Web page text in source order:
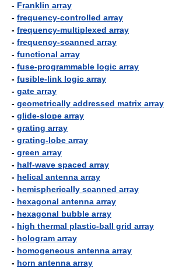
- Franklin array
- frequency-controlled array
- frequency-multiplexed array
- frequency-scanned array
- functional array
- fuse-programmable logic array
- fusible-link logic array
- gate array
- geometrically addressed matrix array
- glide-slope array
- grating array
- grating-lobe array
- green array
- half-wave spaced array
- helical antenna array
- hemispherically scanned array
- hexagonal antenna array
- hexagonal bubble array
- high thermal plastic-ball grid array
- hologram array
- homogeneous antenna array
- horn antenna array